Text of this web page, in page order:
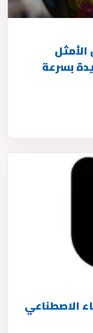
بسرعة
الاصطناعي